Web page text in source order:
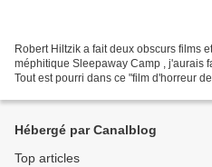
Robert Hiltzik a fait deux obscurs films
méphitique Sleepaway Camp , j'aurais
Tout est pourri dans ce "film d'horreur
Hébergé par Canalblog
Top articles